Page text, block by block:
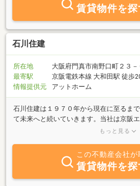
賃貸物件を探
石川住建
所在地
大阪府門真市南野口町２３－
最寄駅
京阪電鉄本線 大和田駅 徒歩
情報提供元
アットホーム
石川住建は１９７０年から現在に至るま
て未来へと続いていきます。当社は京阪
リフォーム・再販しております。主に、
ます。地域密着にて物件を仕入れて低価
1,000万円から2,000万円のリフォームし
入していただいております。【ご相談】
店等、どの方法でも結構ですので、ご相
もっと見る
この不動産会社が
賃貸物件を探